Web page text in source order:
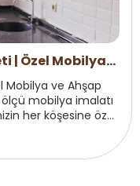
| Özel Mobilya
Mobilya ve Ahşap
ölçü mobilya imalatı
her köşesine özel